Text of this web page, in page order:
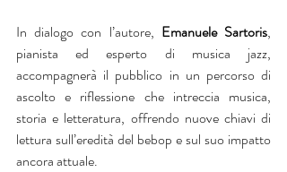
In dialogo con l’autore, Emanuele Sartoris,
pianista ed esperto di musica jazz,
accompagnerà il pubblico in un percorso di
ascolto e riflessione che intreccia musica,
storia e letteratura, offrendo nuove chiavi di
lettura sull’eredità del bebop e sul suo impatto
ancora attuale.